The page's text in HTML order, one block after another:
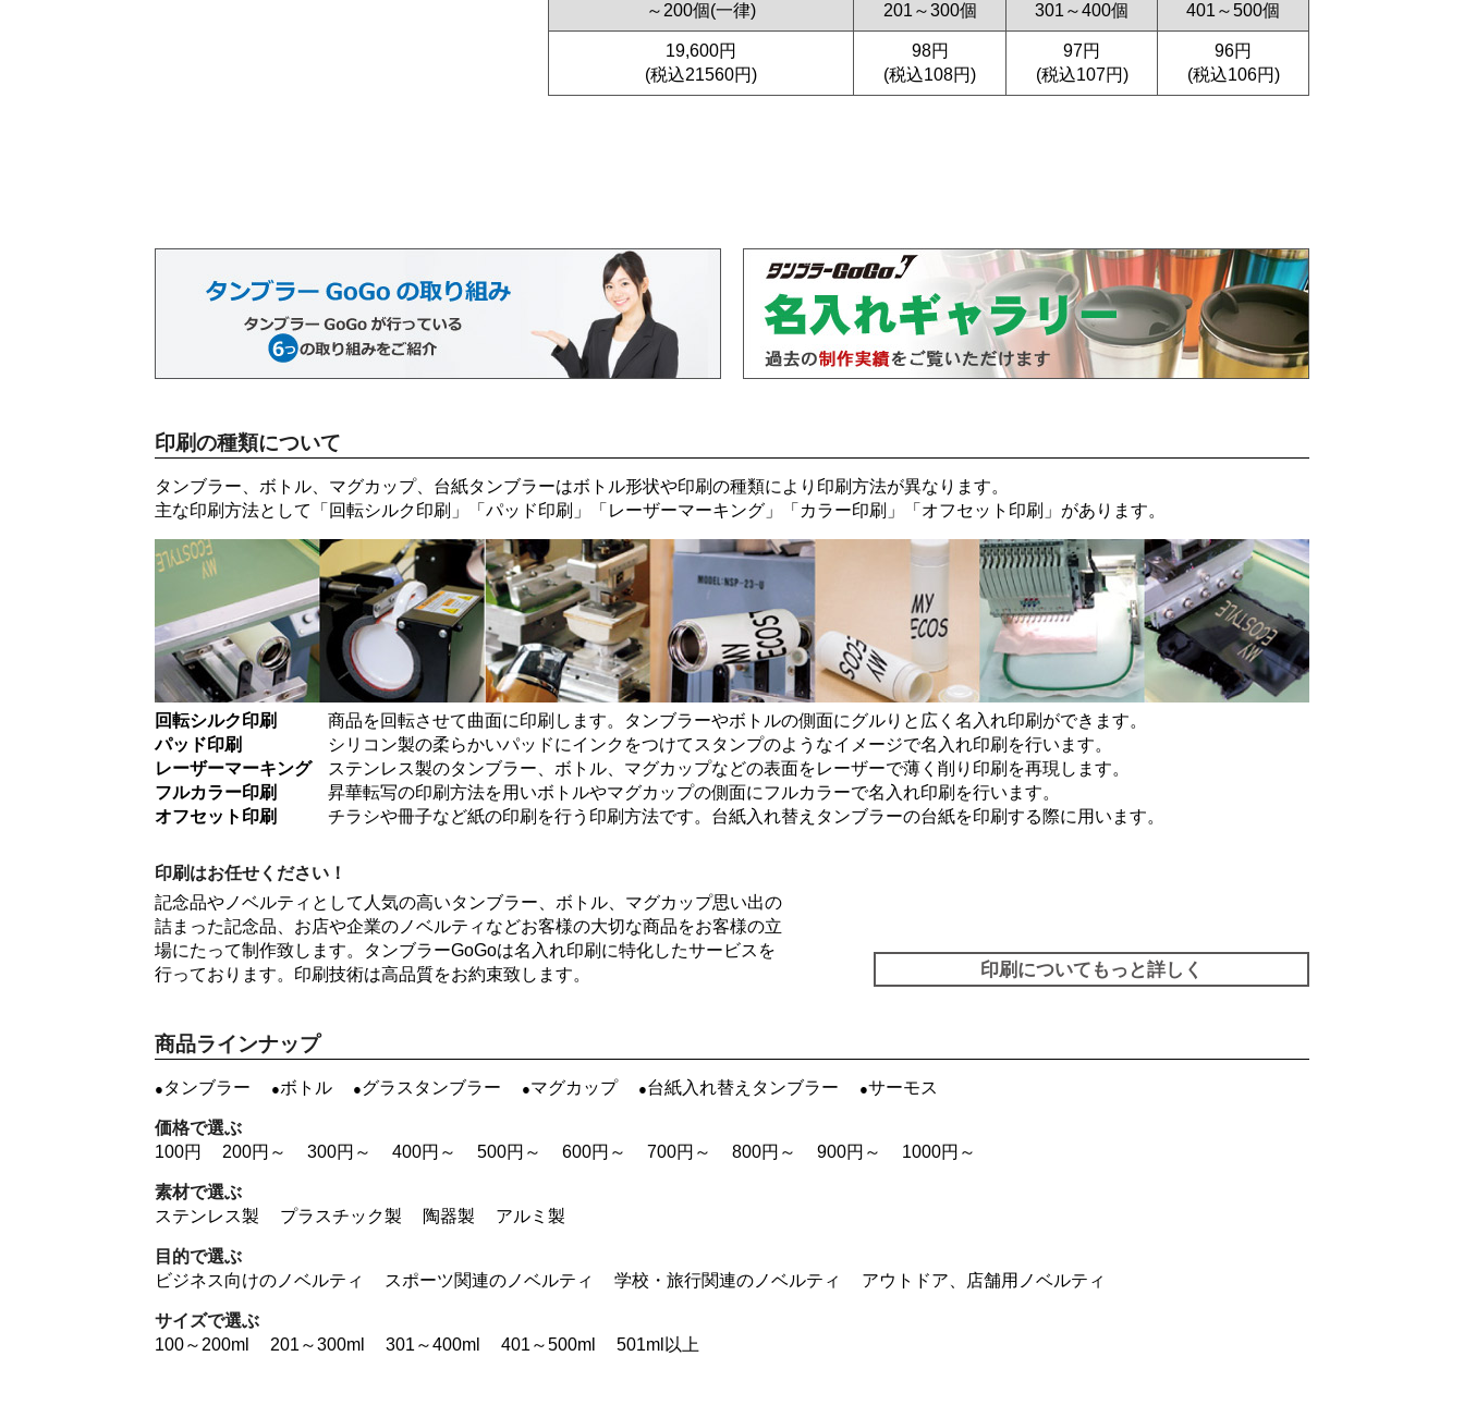
～200個(一律)
201～300個 301～400個 401～500個
19,600円
(税込21560円)
98円
(税込108円)
97円
(税込107円)
96円
(税込106円)
印刷の種類について
タンブラー、ボトル、マグカップ、台紙タンブラーはボトル形状や印刷の種類により印刷方法が異なります。
主な印刷方法として「 回転シルク印刷 」「 パッド印刷 」「 レーザーマーキング 」「 カラー印刷 」「 オフセット印刷 」があります。
回転シルク印刷
商品を回転させて曲面に印刷します。タンブラーやボトルの側面にグルりと広く名入れ印刷ができます。
パッド印刷
シリコン製の柔らかいパッドにインクをつけてスタンプのようなイメージで名入れ印刷を行います。
レーザーマーキング
ステンレス製のタンブラー、ボトル、マグカップなどの表面をレーザーで薄く削り印刷を再現します。
フルカラー印刷
昇華転写の印刷方法を用いボトルやマグカップの側面にフルカラーで名入れ印刷を行います。
オフセット印刷
チラシや冊子など紙の印刷を行う印刷方法です。台紙入れ替えタンブラーの台紙を印刷する際に用います。
印刷はお任せください！
記念品やノベルティとして人気の高いタンブラー、ボトル、マグカップ思い出の
詰まった記念品、お店や企業のノベルティなどお客様の大切な商品をお客様の立
場にたって制作致します。タンブラーGoGoは名入れ印刷に特化したサービスを
行っております。印刷技術は高品質をお約束致します。
印刷についてもっと詳しく
商品ラインナップ
タンブラー ボトル グラスタンブラー マグカップ 台紙入れ替えタンブラー サーモス
価格で選ぶ
100円
200円～ 300円～ 400円～ 500円～ 600円～ 700円～ 800円～ 900円～ 1000円～
素材で選ぶ
ステンレス製
プラスチック製 陶器製 アルミ製
目的で選ぶ
ビジネス向けのノベルティ
スポーツ関連のノベルティ 学校・旅行関連のノベルティ アウトドア、店舗用ノベルティ
サイズで選ぶ
100～200ml
201～300ml 301～400ml 401～500ml 501ml以上